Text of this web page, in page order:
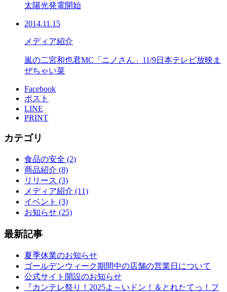
太陽光発電開始
2014.11.15
メディア紹介
嵐の二宮和也君MC「ニノさん」11/9日本テレビ放映ま
ぜちゃい菜
Facebook
ポスト
LINE
PRINT
カテゴリ
食品の安全 (2)
商品紹介 (8)
リリース (3)
メディア紹介 (11)
イベント (3)
お知らせ (25)
最新記事
夏季休業のお知らせ
ゴールデンウィーク期間中の店舗の営業日について
公式サイト開設のお知らせ
『カンテレ祭り！2025よ～いドン！＆とれたてっ！フ